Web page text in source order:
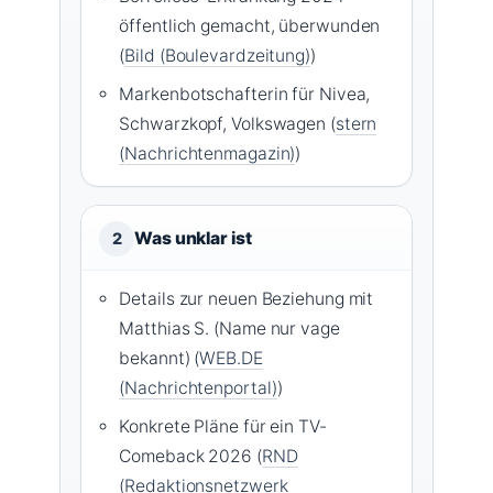
öffentlich gemacht, überwunden
(Bild (Boulevardzeitung))
Markenbotschafterin für Nivea,
Schwarzkopf, Volkswagen (stern
(Nachrichtenmagazin))
2 Was unklar ist
Details zur neuen Beziehung mit
Matthias S. (Name nur vage
bekannt) (WEB.DE
(Nachrichtenportal))
Konkrete Pläne für ein TV-
Comeback 2026 (RND
(Redaktionsnetzwerk